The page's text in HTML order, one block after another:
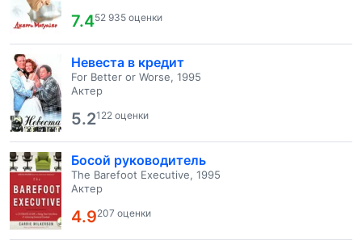
7.452 935 оценки
Невеста в кредит
For Better or Worse, 1995
Актер
5.2122 оценки
Босой руководитель
The Barefoot Executive, 1995
Актер
4.9207 оценки